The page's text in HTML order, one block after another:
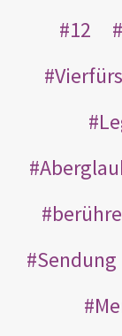
12
Sendung